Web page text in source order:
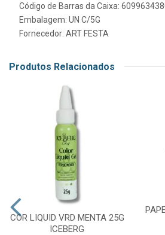
Código de Barras da Caixa:
Embalagem: UN C/5G
Fornecedor: ART FESTA
Produtos Relacionados
COR LIQUID VRD MENTA 25G
ICEBERG